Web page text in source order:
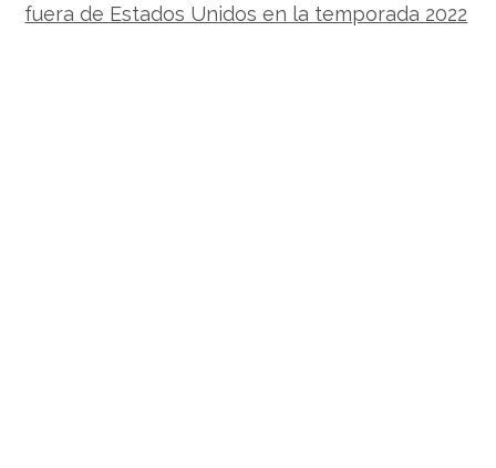
fuera de Estados Unidos en la temporada 2022